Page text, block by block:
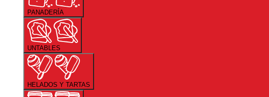
PANADERÍA
UNTABLES
HELADOS Y TARTAS